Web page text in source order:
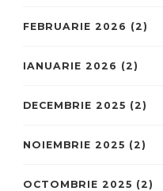
FEBRUARIE 2026 (2)
IANUARIE 2026 (2)
DECEMBRIE 2025 (2)
NOIEMBRIE 2025 (2)
OCTOMBRIE 2025 (2)